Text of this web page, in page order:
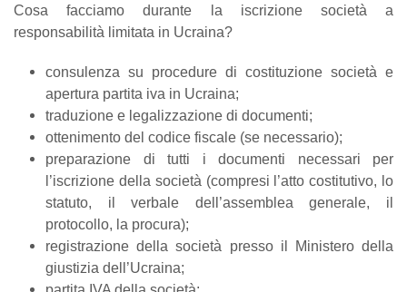
Cosa facciamo durante la iscrizione società a
responsabilità limitata in Ucraina?
consulenza su procedure di costituzione società e
apertura partita iva in Ucraina;
traduzione e legalizzazione di documenti;
ottenimento del codice fiscale (se necessario);
preparazione di tutti i documenti necessari per
l’iscrizione della società (compresi l’atto costitutivo, lo
statuto, il verbale dell’assemblea generale, il
protocollo, la procura);
registrazione della società presso il Ministero della
giustizia dell’Ucraina;